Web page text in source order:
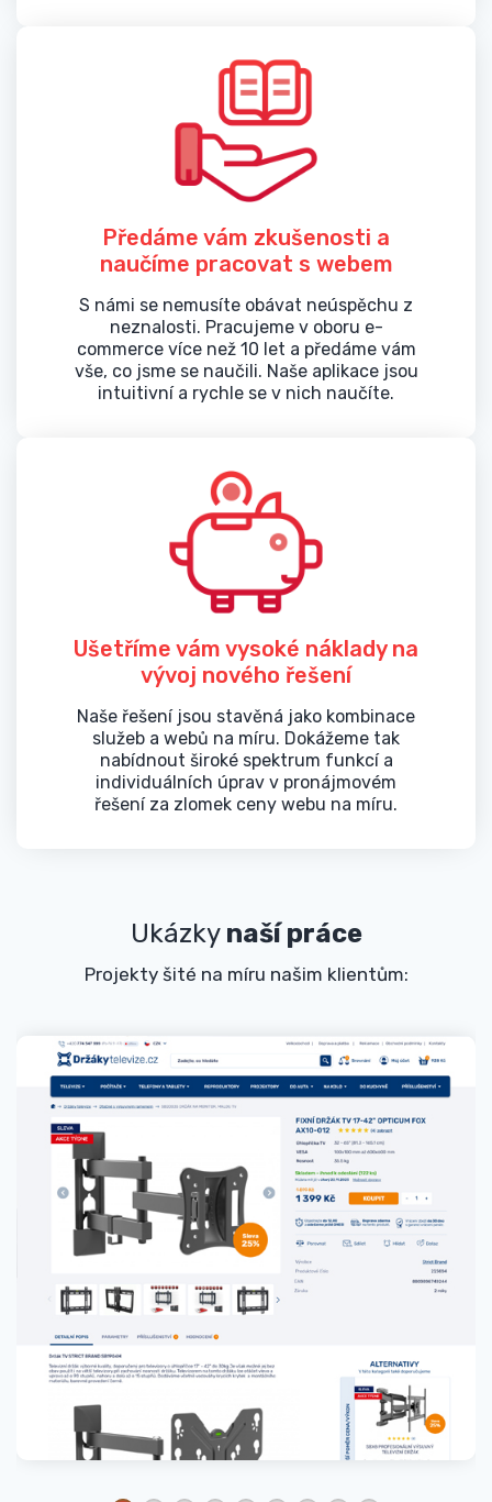
Předáme vám zkušenosti a
naučíme pracovat s webem
S námi se nemusíte obávat neúspěchu z
neznalosti. Pracujeme v oboru e-
commerce více než 10 let a předáme vám
vše, co jsme se naučili. Naše aplikace jsou
intuitivní a rychle se v nich naučíte.
Ušetříme vám vysoké náklady na
vývoj nového řešení
Naše řešení jsou stavěná jako kombinace
služeb a webů na míru. Dokážeme tak
nabídnout široké spektrum funkcí a
individuálních úprav v pronájmovém
řešení za zlomek ceny webu na míru.
Ukázky naší práce
Projekty šité na míru našim klientům: